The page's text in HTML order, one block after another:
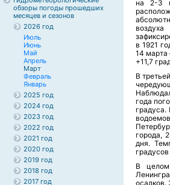
обзоры погоды прошедших
месяцев и сезонов
2026 год
Июль
Июнь
Май
Апрель
Март
Февраль
Январь
2025 год
2024 год
2023 год
2022 год
2021 год
2020 год
2019 год
2018 год
2017 год
на 2-3
в 1921
14 марта
+11,7
В
года
города,
дня.
В целом
осадков.